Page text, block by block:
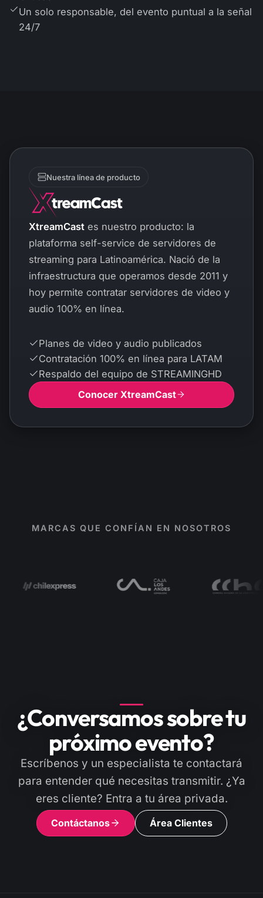
Un solo responsable, del evento puntual a la señal
24/7
Nuestra línea de producto
XtreamCast es nuestro producto: la
plataforma self-service de servidores de
streaming para Latinoamérica. Nació de la
infraestructura que operamos desde 2011 y
hoy permite contratar servidores de video y
audio 100% en línea.
Planes de video y audio publicados
Contratación 100% en línea para LATAM
Respaldo del equipo de STREAMINGHD
Conocer XtreamCast
MARCAS QUE CONFÍAN EN NOSOTROS
¿Conversamos sobre tu
próximo evento?
Escríbenos y un especialista te contactará
para entender qué necesitas transmitir. ¿Ya
eres cliente? Entra a tu área privada.
Contáctanos Área Clientes